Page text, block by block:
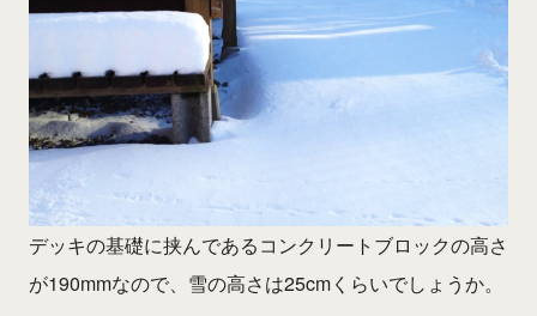
デッキの基礎に挟んであるコンクリートブロックの高さ
が190mmなので、雪の高さは25cmくらいでしょうか。